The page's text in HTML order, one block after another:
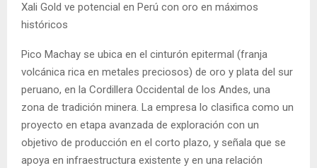
Xali Gold ve potencial en Perú con oro en máximos
históricos
Pico Machay se ubica en el cinturón epitermal (franja
volcánica rica en metales preciosos) de oro y plata del sur
peruano, en la Cordillera Occidental de los Andes, una
zona de tradición minera. La empresa lo clasifica como un
proyecto en etapa avanzada de exploración con un
objetivo de producción en el corto plazo, y señala que se
apoya en infraestructura existente y en una relación